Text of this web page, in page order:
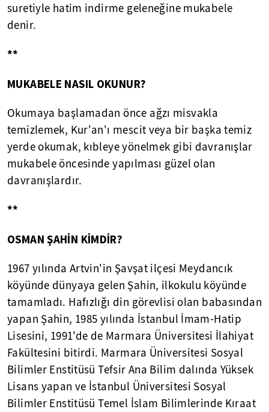
suretiyle hatim indirme geleneğine mukabele
denir.
**
MUKABELE NASIL OKUNUR?
Okumaya başlamadan önce ağzı misvakla
temizlemek, Kur'an'ı mescit veya bir başka temiz
yerde okumak, kıbleye yönelmek gibi davranışlar
mukabele öncesinde yapılması güzel olan
davranışlardır.
**
OSMAN ŞAHİN KİMDİR?
1967 yılında Artvin'in Şavşat ilçesi Meydancık
köyünde dünyaya gelen Şahin, ilkokulu köyünde
tamamladı. Hafızlığı din görevlisi olan babasından
yapan Şahin, 1985 yılında İstanbul İmam-Hatip
Lisesini, 1991'de de Marmara Üniversitesi İlahiyat
Fakültesini bitirdi. Marmara Üniversitesi Sosyal
Bilimler Enstitüsü Tefsir Ana Bilim dalında Yüksek
Lisans yapan ve İstanbul Üniversitesi Sosyal
Bilimler Enstitüsü Temel İslam Bilimlerinde Kıraat